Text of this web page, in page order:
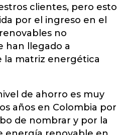
clientes, pero esto
por el ingreso en el
no
han llegado a
la matriz energética
de ahorro es muy
años en Colombia por
de nombrar y por la